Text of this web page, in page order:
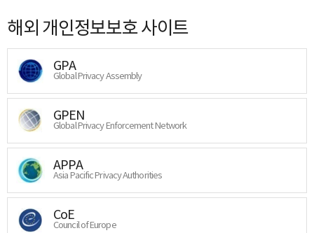
해외 개인정보보호 사이트
GPA
Global Privacy Assembly
GPEN
Global Privacy Enforcement Network
APPA
Asia Pacific Privacy Authorities
CoE
Council of Europe